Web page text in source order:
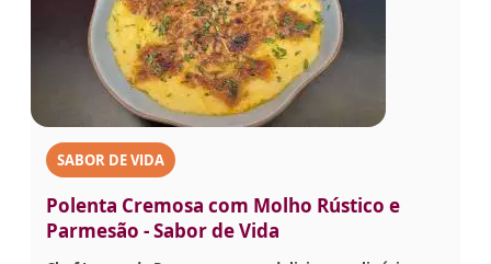
SABOR DE VIDA
Polenta Cremosa com Molho Rústico e
Parmesão - Sabor de Vida